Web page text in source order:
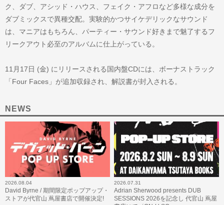
ク、ダブ、アシッド・ハウス、フェイク・アフロなど多様な成分を
ダブミックスで異種交配。実験的かつサイケデリックなサウンド
は、マニアはもちろん、パーティー・サウンド好きまで魅了するフ
リークアウト必至のアルバムに仕上がっている。
11月17日 (金) にリリースされる国内盤CDには、ボーナストラック
「Four Faces」が追加収録され、解説書が封入される。
NEWS
2026.08.04
David Byrne / 期間限定ポップアップ・
ストアが代官山 蔦屋書店で開催決定!
2026.07.31
Adrian Sherwood presents DUB
SESSIONS 2026を記念し 代官山 蔦屋